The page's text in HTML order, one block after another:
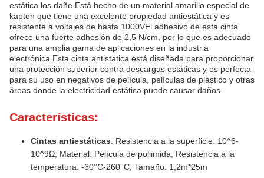
estática los dañe.Está hecho de un material amarillo especial de
kapton que tiene una excelente propiedad antiestática y es
resistente a voltajes de hasta 1000VEl adhesivo de esta cinta
ofrece una fuerte adhesión de 2,5 N/cm, por lo que es adecuado
para una amplia gama de aplicaciones en la industria
electrónica.Esta cinta antistatica está diseñada para proporcionar
una protección superior contra descargas estáticas y es perfecta
para su uso en negativos de película, películas de plástico y otras
áreas donde la electricidad estática puede causar daños.
Características:
Cintas antiestáticas: Resistencia a la superficie: 10^6-
10^9Ω, Material: Película de poliimida, Resistencia a la
temperatura: -60°C-260°C, Tamaño: 1,2m*25m